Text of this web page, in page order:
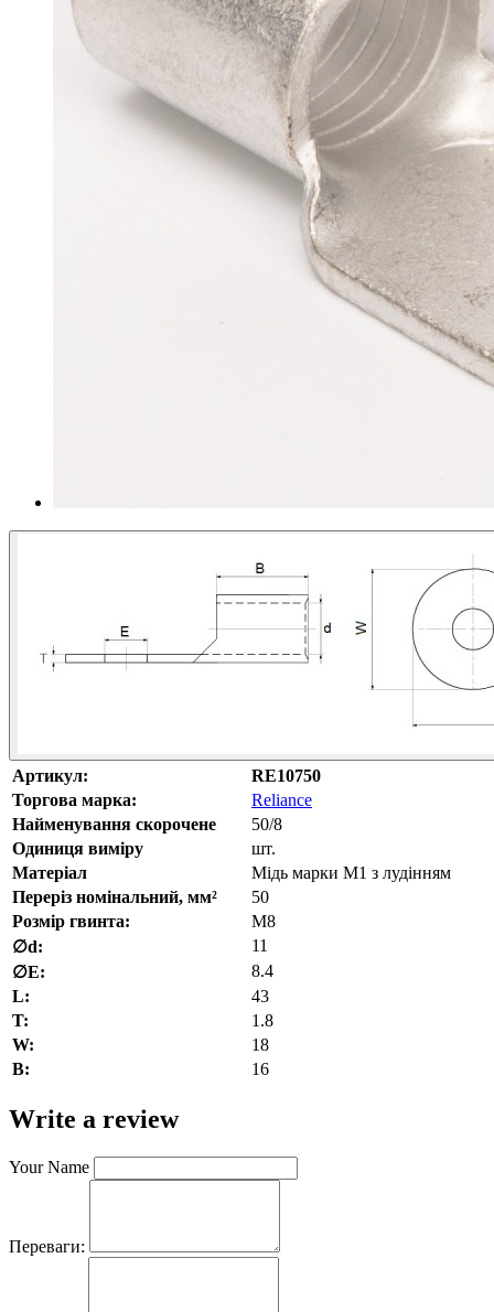
Артикул:
RE10750
Торгова марка:
Reliance
Найменування скорочене
50/8
Одиниця виміру
шт.
Матеріал
Мідь марки М1 з лудінням
Переріз номінальний, мм²
50
Розмір гвинта:
M8
∅d:
11
∅E:
8.4
L:
43
T:
1.8
W:
18
В:
16
Write a review
Your Name
Переваги: